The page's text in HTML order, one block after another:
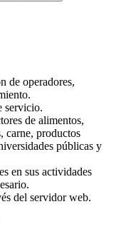
de operadores,
servicio.
de alimentos,
carne, productos
públicas y
en sus actividades
del servidor web.